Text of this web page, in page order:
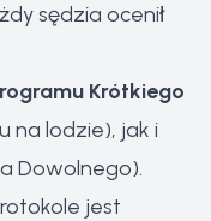
sędzia ocenił
Krótkiego
na lodzie), jak i
Dowolnego).
jest